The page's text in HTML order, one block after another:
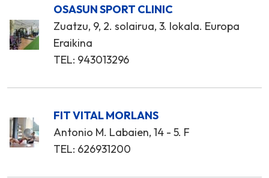
OSASUN SPORT CLINIC
Zuatzu, 9, 2. solairua, 3. lokala. Europa
Eraikina
TEL: 943013296
FIT VITAL MORLANS
Antonio M. Labaien, 14 - 5. F
TEL: 626931200